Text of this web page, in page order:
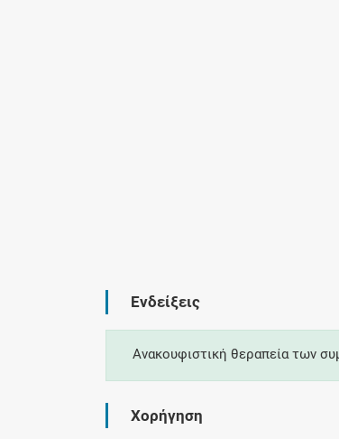
Ενδείξεις
Ανακουφιστική θεραπεία των
Χορήγηση